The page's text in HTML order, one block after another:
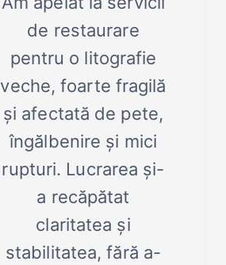
de restaurare
pentru o litografie
veche, foarte fragilă
și afectată de pete,
îngălbenire și mici
rupturi. Lucrarea și-
a recăpătat
claritatea și
stabilitatea, fără a-